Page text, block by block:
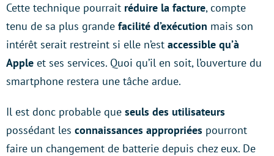
Cette technique pourrait réduire la facture, compte
tenu de sa plus grande facilité d’exécution mais son
intérêt serait restreint si elle n’est accessible qu’à
Apple et ses services. Quoi qu’il en soit, l’ouverture du
smartphone restera une tâche ardue.
Il est donc probable que seuls des utilisateurs
possédant les connaissances appropriées pourront
faire un changement de batterie depuis chez eux. De